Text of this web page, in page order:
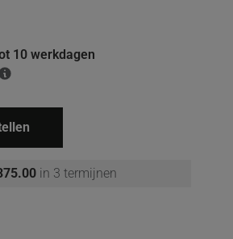
10 werkdagen
in 3 termijnen